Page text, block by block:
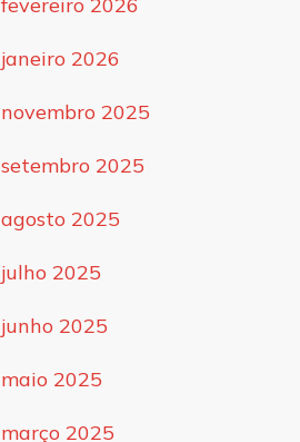
janeiro 2026
novembro 2025
setembro 2025
agosto 2025
julho 2025
junho 2025
maio 2025
março 2025